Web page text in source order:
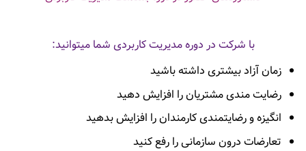
با شرکت در دوره مدیریت کاربردی شما میتوانید:
زمان آزاد بیشتری داشته باشید
رضایت مندی مشتریان را افزایش دهید
انگیزه و رضایتمندی کارمندان را افزایش بدهید
تعارضات درون سازمانی را رفع کنید